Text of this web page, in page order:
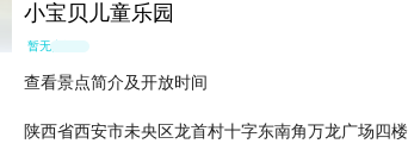
小宝贝儿童乐园
暂无点评
查看景点简介及开放时间
陕西省西安市未央区龙首村十字东南角万龙广场四楼